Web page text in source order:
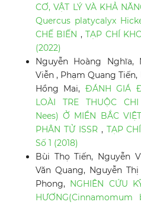
CƠ, VẬT LÝ VÀ KHẢ
Quercus platycalyx
CHẾ BIẾN ,TẠP CHÍ
(2022)
Nguyễn Hoàng Nghĩa,
Viễn , Phạm Quang
Hồng Mai, ĐÁNH GIÁ
LOÀI TRE THUỘC
Nees) Ở MIỀN BẮC
PHÂN TỬ ISSR , TẠP
Số 1 (2018)
Bùi Thọ Tiến, Nguyễn
Văn Quang, Nguyễn
Phong, NGHIÊN CỨU